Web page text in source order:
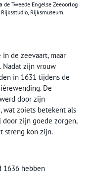
Tweede Engelse Zeeoorlog
Rijksmuseum.
de zeevaart, maar
Nadat zijn vrouw
in 1631 tijdens de
De
door zijn
wat zoiets betekent als
door zijn goede zorgen,
streng kon zijn.
1636 hebben